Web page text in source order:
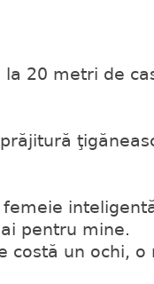
la 20 metri de
pentru mine.
costă un ochi,